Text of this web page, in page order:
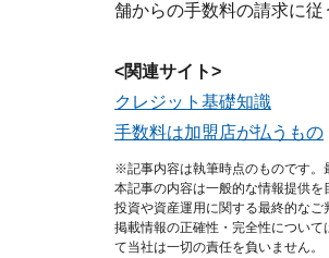
舗からの手数料の請求に従
<関連サイト>
クレジット基礎知識
手数料は加盟店が払うもの
※記事内容は執筆時点のものです。
本記事の内容は一般的な情報提供を
投資や資産運用に関する最終的なご
掲載情報の正確性・完全性につい
て当社は一切の責任を負いません。